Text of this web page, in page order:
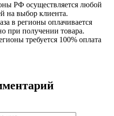
РФ осуществляется любой
на выбор клиента.
в регионы оплачивается
при получении товара.
требуется 100% оплата